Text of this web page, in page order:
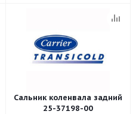
Сальник коленвала задний
25-37198-00